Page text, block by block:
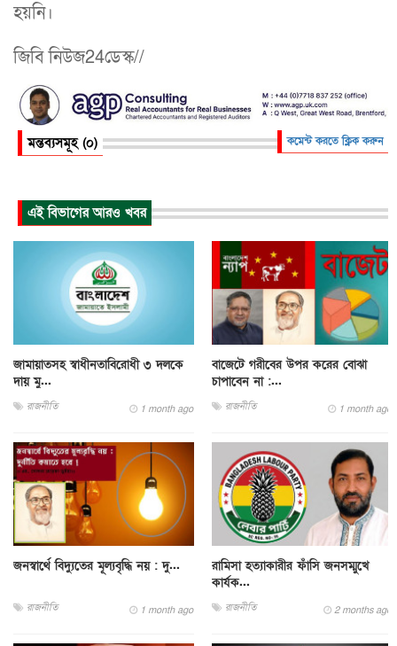
হয়নি।
জিবি নিউজ24ডেস্ক//
মন্তব্যসমূহ (০) কমেন্ট করতে ক্লিক করুন
এই বিভাগের আরও খবর
জামায়াতসহ স্বাধীনতাবিরোধী ৩ দলকে
দায় মু...
রাজনীতি 1 month ago
বাজেটে গরীবের উপর করের বোঝা
চাপাবেন না :...
রাজনীতি 1 month ago
জনস্বার্থে বিদ্যুতের মূল্যবৃদ্ধি নয় : দু...
রাজনীতি 1 month ago
রামিসা হত্যাকারীর ফাঁসি জনসম্মুখে
কার্যক...
রাজনীতি 2 months ago